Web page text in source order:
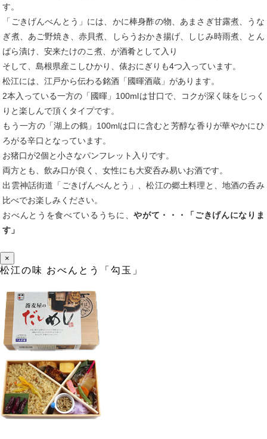
す。
「ごきげんべんとう」には、かに棒身酢の物、あまさぎ甘露煮、うな
ぎ煮、あご野焼き、赤貝煮、しらうおかき揚げ、しじみ時雨煮、とん
ばら漬け、安来たけのこ煮、が酒肴として入り
そして、島根県産こしひかり、俵おにぎりも4つ入っています。
松江には、江戸から伝わる銘酒「國暉酒蔵」があります。
2本入っている一方の「國暉」100mlは甘口で、コクが深く味をじっく
りと楽しんで頂くタイプです。
もう一方の「湖上の鶴」100mlは口に含むと芳醇な香りが華やかにひ
ろがる辛口となっています。
お猪口が2個と小さなパンフレット入りです。
両方とも、飲み口が良く、女性にも大変呑み易いお酒です。
出雲神話街道「ごきげんべんとう」、松江の郷土料理と、地酒の呑み
比べでお楽しみください。
おべんとうを食べているうちに、やがて・・・「ごきげんになりま
す」
×
松江の味 おべんとう「勾玉」